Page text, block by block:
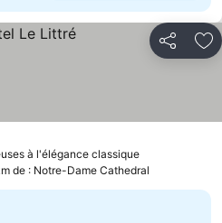
Partager
à l'élégance classique
de : Notre-Dame Cathedral